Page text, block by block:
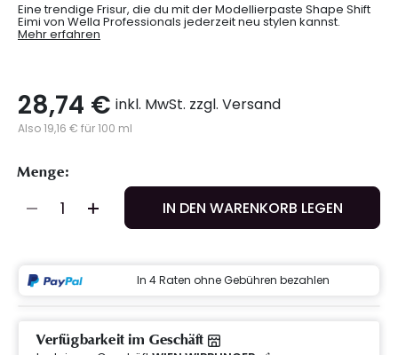
Eine trendige Frisur, die du mit der Modellierpaste Shape Shift
Eimi von Wella Professionals jederzeit neu stylen kannst.
Mehr erfahren
28,74 € inkl. MwSt. zzgl. Versand
Also 19,16 € für 100 ml
Menge:
IN DEN WARENKORB LEGEN
In 4 Raten ohne Gebühren bezahlen
Verfügbarkeit im Geschäft